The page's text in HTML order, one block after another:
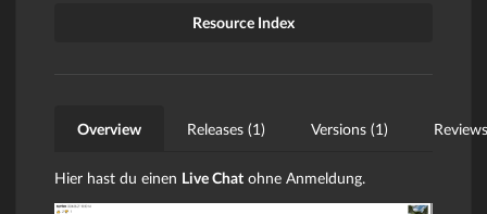
Resource Index
Overview Releases (1) Versions (1)
Hier hast du einen Live Chat ohne Anmeldung.